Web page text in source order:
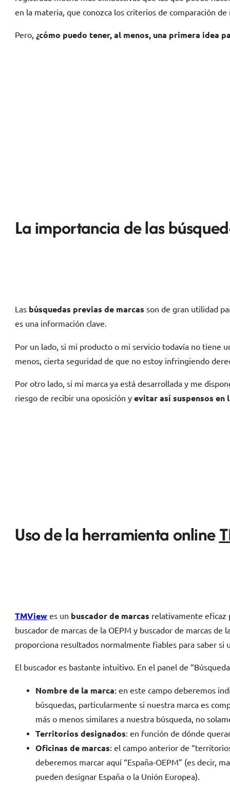
en la materia, que conozca los criterios de comparación
Pero, ¿cómo puedo tener, al menos, una primera idea
La importancia de las
Las búsquedas previas de marcas son de gran utilidad
es una información clave.
Por un lado, si mi producto o mi servicio todavía no tiene
menos, cierta seguridad de que no estoy infringiendo
Por otro lado, si mi marca ya está desarrollada y me
riesgo de recibir una oposición yevitar así suspensos en
Uso de la herramienta online
TMView es un buscador de marcas relativamente eficaz
buscador de marcas de la OEPM y buscador de marcas de
proporciona resultados normalmente fiables para saber si
El buscador es bastante intuitivo. En el panel de
Nombre de la marca: en este campo deberemos
búsquedas, particularmente si nuestra marca es
más o menos similares a nuestra búsqueda, no
Territorios designados: en función de dónde
Oficinas de marcas: el campo anterior de
deberemos marcar aquí “España-OEPM” (es decir,
pueden designar España o la Unión Europea).